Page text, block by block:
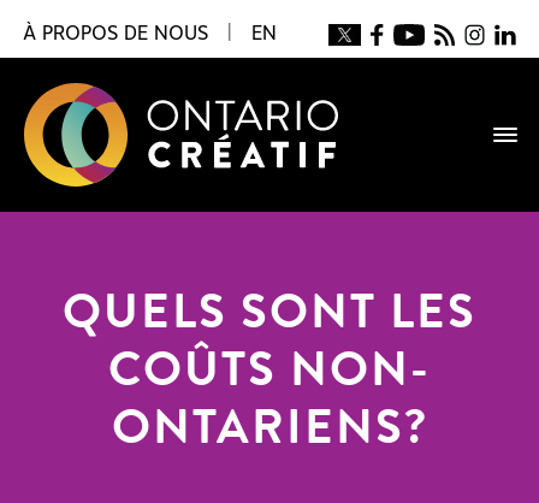
À PROPOS DE NOUS EN
QUELS SONT LES
COÛTS NON-
ONTARIENS?